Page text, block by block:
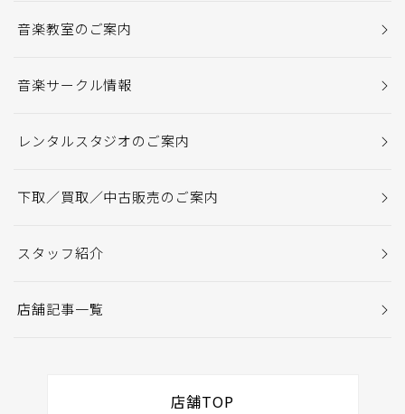
音楽教室のご案内
音楽サークル情報
レンタルスタジオのご案内
下取／買取／中古販売のご案内
スタッフ紹介
店舗記事一覧
店舗TOP